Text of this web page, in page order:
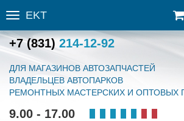
Toggle
sidebar
EKT
+7 (831) 214-12-92
ДЛЯ МАГАЗИНОВ АВТОЗАПЧАСТЕЙ
ВЛАДЕЛЬЦЕВ АВТОПАРКОВ
РЕМОНТНЫХ МАСТЕРСКИХ И ОПТОВЫХ
9.00 - 17.00